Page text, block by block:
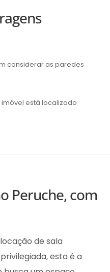
considerar as paredes
está localizado
Peruche, com
de sala
esta é a